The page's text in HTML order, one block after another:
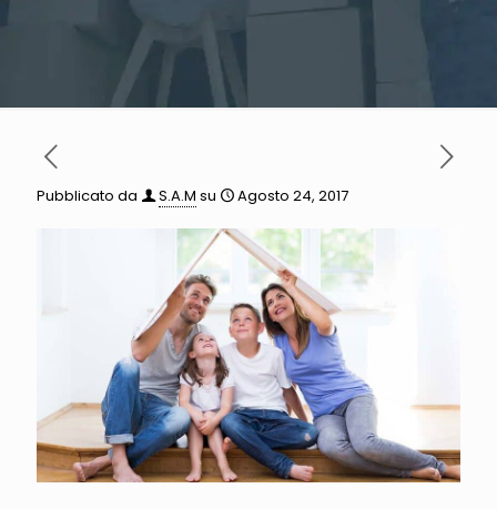
Pubblicato da S.A.M su Agosto 24, 2017